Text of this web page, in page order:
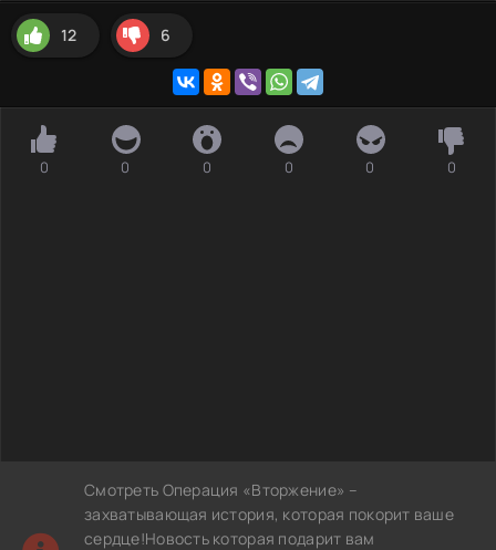
12 6
0 0 0 0 0 0
Смотреть Операция «Вторжение» –
захватывающая история, которая покорит ваше
сердце!Новость которая подарит вам